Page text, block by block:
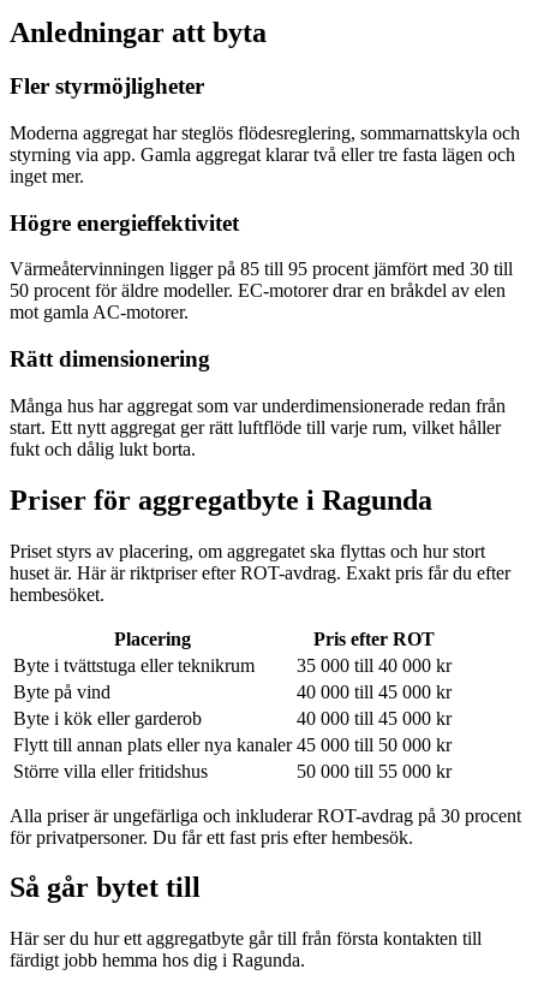
Anledningar att byta
Fler styrmöjligheter
Moderna aggregat har steglös flödesreglering, sommarnattskyla och
styrning via app. Gamla aggregat klarar två eller tre fasta lägen och
inget mer.
Högre energieffektivitet
Värmeåtervinningen ligger på 85 till 95 procent jämfört med 30 till
50 procent för äldre modeller. EC-motorer drar en bråkdel av elen
mot gamla AC-motorer.
Rätt dimensionering
Många hus har aggregat som var underdimensionerade redan från
start. Ett nytt aggregat ger rätt luftflöde till varje rum, vilket håller
fukt och dålig lukt borta.
Priser för aggregatbyte i Ragunda
Priset styrs av placering, om aggregatet ska flyttas och hur stort
huset är. Här är riktpriser efter ROT-avdrag. Exakt pris får du efter
hembesöket.
Placering
Pris efter ROT
Byte i tvättstuga eller teknikrum
35 000 till 40 000 kr
Byte på vind
40 000 till 45 000 kr
Byte i kök eller garderob
40 000 till 45 000 kr
Flytt till annan plats eller nya kanaler 45 000 till 50 000 kr
Större villa eller fritidshus
50 000 till 55 000 kr
Alla priser är ungefärliga och inkluderar ROT-avdrag på 30 procent
för privatpersoner. Du får ett fast pris efter hembesök.
Så går bytet till
Här ser du hur ett aggregatbyte går till från första kontakten till
färdigt jobb hemma hos dig i Ragunda.